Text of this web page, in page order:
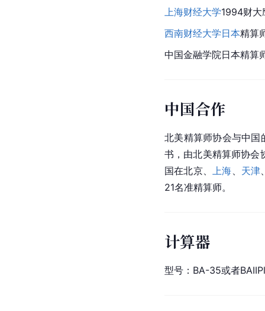
上海财经大学1994财
西南财经大学日本精算
中国金融学院日本精算
中国合作
北美精算师协会与中国
书，由北美精算师协会
国在北京、
上海 天津
21名准精算师。
计算器
型号：BA-35或者